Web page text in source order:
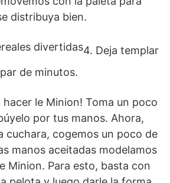
distribuya bien.
4. Deja templar
de minutos.
hacer le Minion! Toma un poco
por tus manos. Ahora,
cuchara, cogemos un poco de
manos aceitadas modelamos
Minion. Para esto, basta con